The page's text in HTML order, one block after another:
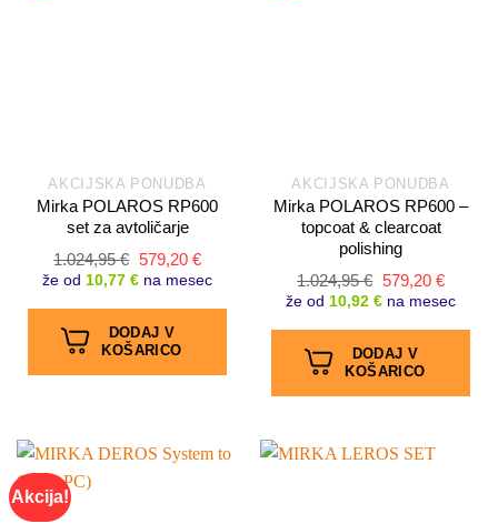
AKCIJSKA PONUDBA
Mirka POLAROS RP600
set za avtoličarje
1.024,95€ Izvirna
cena
je
bila:
1.024,95 €.
579,20 €Trenutna
cena
je:
579,20 €.
že od 10,77 € na mesec
DODAJ V
KOŠARICO
AKCIJSKA PONUDBA
Mirka POLAROS RP600 –
topcoat & clearcoat
polishing
1.024,95€ Izvirna
cena
je
bila:
1.024,95 €.
579,20 €
cena
je:
579,20
že od 10,92 € na mesec
DODAJ V
KOŠARICO
Akcija!